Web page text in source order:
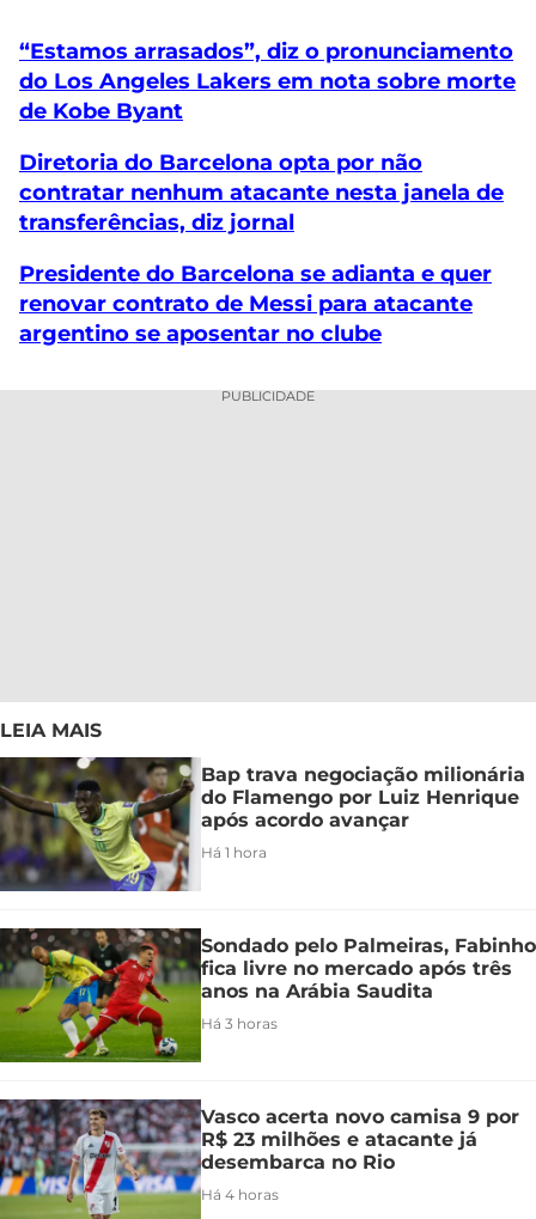
“Estamos arrasados”, diz o pronunciamento
do Los Angeles Lakers em nota sobre morte
de Kobe Byant
Diretoria do Barcelona opta por não
contratar nenhum atacante nesta janela de
transferências, diz jornal
Presidente do Barcelona se adianta e quer
renovar contrato de Messi para atacante
argentino se aposentar no clube
PUBLICIDADE
LEIA MAIS
Bap trava negociação milionária
do Flamengo por Luiz Henrique
após acordo avançar
Há 1 hora
Sondado pelo Palmeiras, Fabinho
fica livre no mercado após três
anos na Arábia Saudita
Há 3 horas
Vasco acerta novo camisa 9 por
R$ 23 milhões e atacante já
desembarca no Rio
Há 4 horas